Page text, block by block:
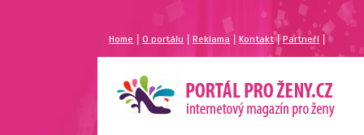
Home |O portálu Reklama Kontakt| Partneří